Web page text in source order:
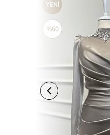
YENI
ÜRÜN
%60